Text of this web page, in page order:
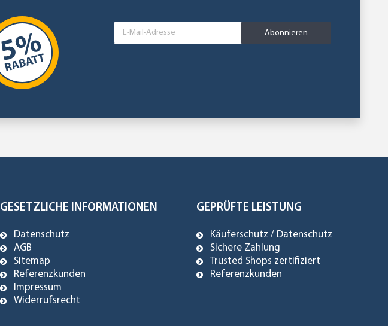
Abonnieren
GESETZLICHE INFORMATIONEN
Datenschutz
AGB
Sitemap
Referenzkunden
Impressum
Widerrufsrecht
GEPRÜFTE LEISTUNG
Käuferschutz / Datenschutz
Sichere Zahlung
Trusted Shops zertifiziert
Referenzkunden